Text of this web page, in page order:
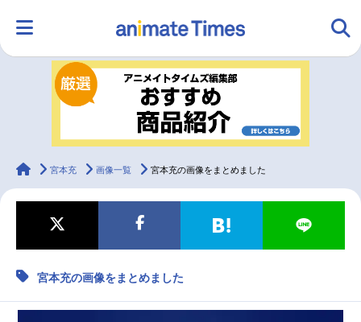
ランキング アニメ
ラジオ みんなの声
マンガ・ラノベ ゲーム・アプリ 音楽 コスプレ
2.5次元 配信・Vtuber
animateTimes
宮本充 画像一覧 宮本充の画像をまとめました
宮本充の画像をまとめました